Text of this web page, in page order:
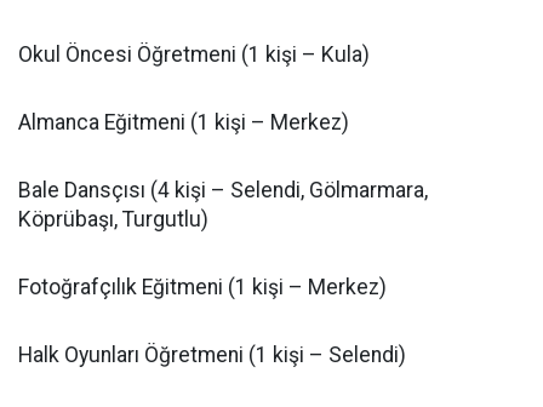
Okul Öncesi Öğretmeni (1 kişi – Kula)
Almanca Eğitmeni (1 kişi – Merkez)
Bale Dansçısı (4 kişi – Selendi, Gölmarmara,
Köprübaşı, Turgutlu)
Fotoğrafçılık Eğitmeni (1 kişi – Merkez)
Halk Oyunları Öğretmeni (1 kişi – Selendi)